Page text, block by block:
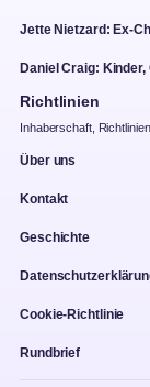
Jette Nietzard: Ex-
Daniel Craig:
Richtlinien
Inhaberschaft,
Über uns
Kontakt
Geschichte
Cookie-Richtlinie
Rundbrief